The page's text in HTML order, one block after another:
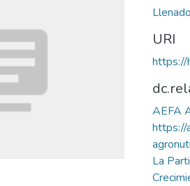
URI
AEFA
https://
La